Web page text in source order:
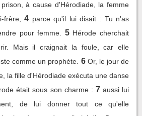
à cause d'Hérodiade, la femme
frère,
4 parce qu'il lui disait : Tu n'as
pour femme.
5 Hérode cherchait
Mais il craignait la foule, car elle
comme un prophète. 6 Or, le jour de
la fille d'Hérodiade exécuta une danse
était sous son charme : 7 aussi lui
de lui donner tout ce qu'elle